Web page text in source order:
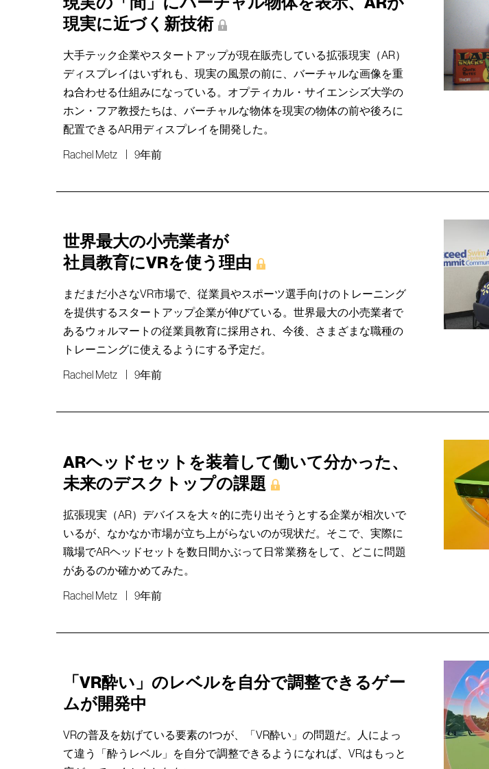
現実に近づく新技術
大手テック企業やスタートアップが現在販売している拡張現実（AR）
ディスプレイはいずれも、現実の風景の前に、バーチャルな画像を重
ね合わせる仕組みになっている。オプティカル・サイエンシズ大学の
ホン・フア教授たちは、バーチャルな物体を現実の物体の前や後ろに
配置できるAR用ディスプレイを開発した。
Rachel Metz 9年前
世界最大の小売業者が
社員教育にVRを使う理由
まだまだ小さなVR市場で、従業員やスポーツ選手向けのトレーニング
を提供するスタートアップ企業が伸びている。世界最大の小売業者で
あるウォルマートの従業員教育に採用され、今後、さまざまな職種の
トレーニングに使えるようにする予定だ。
Rachel Metz 9年前
ARヘッドセットを装着して働いて分かった、
未来のデスクトップの課題
拡張現実（AR）デバイスを大々的に売り出そうとする企業が相次いで
いるが、なかなか市場が立ち上がらないのが現状だ。そこで、実際に
職場でARヘッドセットを数日間かぶって日常業務をして、どこに問題
があるのか確かめてみた。
Rachel Metz 9年前
「VR酔い」のレベルを自分で調整できるゲー
ムが開発中
VRの普及を妨げている要素の1つが、「VR酔い」の問題だ。人によっ
て違う「酔うレベル」を自分で調整できるようになれば、VRはもっと